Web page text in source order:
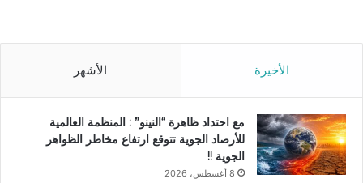
الأخيرة الأشهر
مع احتداد ظاهرة “النينو” : المنظمة العالمية
للأرصاد الجوية تتوقع ارتفاع مخاطر الظواهر
الجوية !!
8 أغسطس، 2026